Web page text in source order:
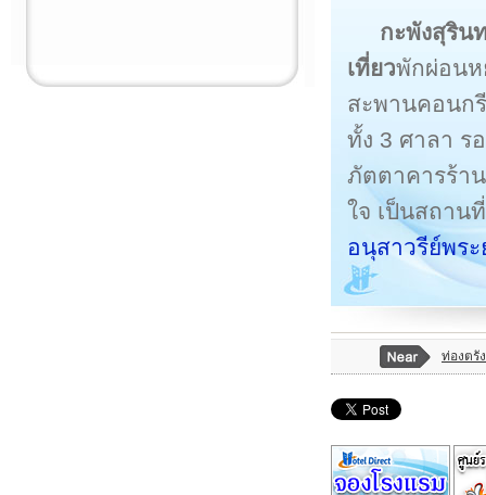
กะพังสุริน
เที่ยวพักผ่อนห
สะพานคอนก
ทั้ง 3 ศาลา ร
ภัตตาคารร้า
ใจ เป็นสถาน
อนุสาวรีย์พร
ท่องตรั